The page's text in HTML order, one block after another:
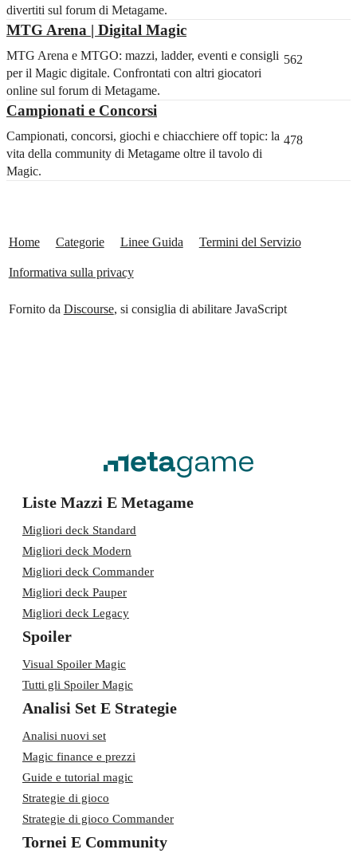
divertiti sul forum di Metagame.
MTG Arena | Digital Magic
MTG Arena e MTGO: mazzi, ladder, eventi e consigli
per il Magic digitale. Confrontati con altri giocatori
online sul forum di Metagame.
562
Campionati e Concorsi
Campionati, concorsi, giochi e chiacchiere off topic: la
vita della community di Metagame oltre il tavolo di
Magic.
478
Home Categorie Linee Guida Termini del Servizio
Informativa sulla privacy
Fornito da Discourse, si consiglia di abilitare JavaScript
Liste Mazzi E Metagame
Migliori deck Standard
Migliori deck Modern
Migliori deck Commander
Migliori deck Pauper
Migliori deck Legacy
Spoiler
Visual Spoiler Magic
Tutti gli Spoiler Magic
Analisi Set E Strategie
Analisi nuovi set
Magic finance e prezzi
Guide e tutorial magic
Strategie di gioco
Strategie di gioco Commander
Tornei E Community